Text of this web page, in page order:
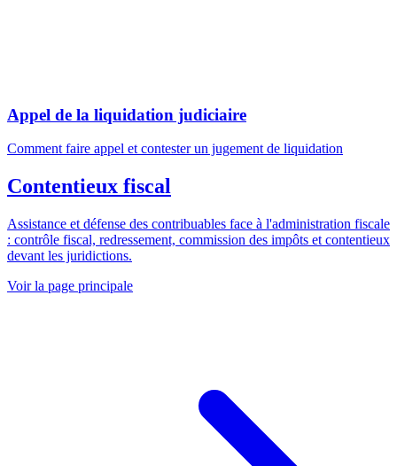
Appel de la liquidation judiciaire
Comment faire appel et contester un jugement de liquidation
Contentieux fiscal
Assistance et défense des contribuables face à l'administration fiscale
: contrôle fiscal, redressement, commission des impôts et contentieux
devant les juridictions.
Voir la page principale